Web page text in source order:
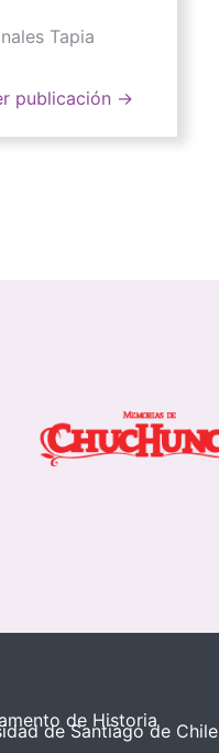
Tapia
publicación →
de Historia
de Santiago de Chile